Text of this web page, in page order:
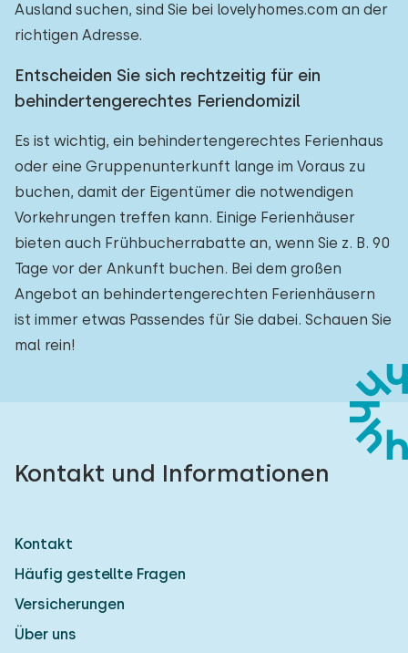
Ausland suchen, sind Sie bei lovelyhomes.com an der
richtigen Adresse.
Entscheiden Sie sich rechtzeitig für ein
behindertengerechtes Feriendomizil
Es ist wichtig, ein behindertengerechtes Ferienhaus
oder eine Gruppenunterkunft lange im Voraus zu
buchen, damit der Eigentümer die notwendigen
Vorkehrungen treffen kann. Einige Ferienhäuser
bieten auch Frühbucherrabatte an, wenn Sie z. B. 90
Tage vor der Ankunft buchen. Bei dem großen
Angebot an behindertengerechten Ferienhäusern
ist immer etwas Passendes für Sie dabei. Schauen Sie
mal rein!
Kontakt und Informationen
Kontakt
Häufig gestellte Fragen
Versicherungen
Über uns